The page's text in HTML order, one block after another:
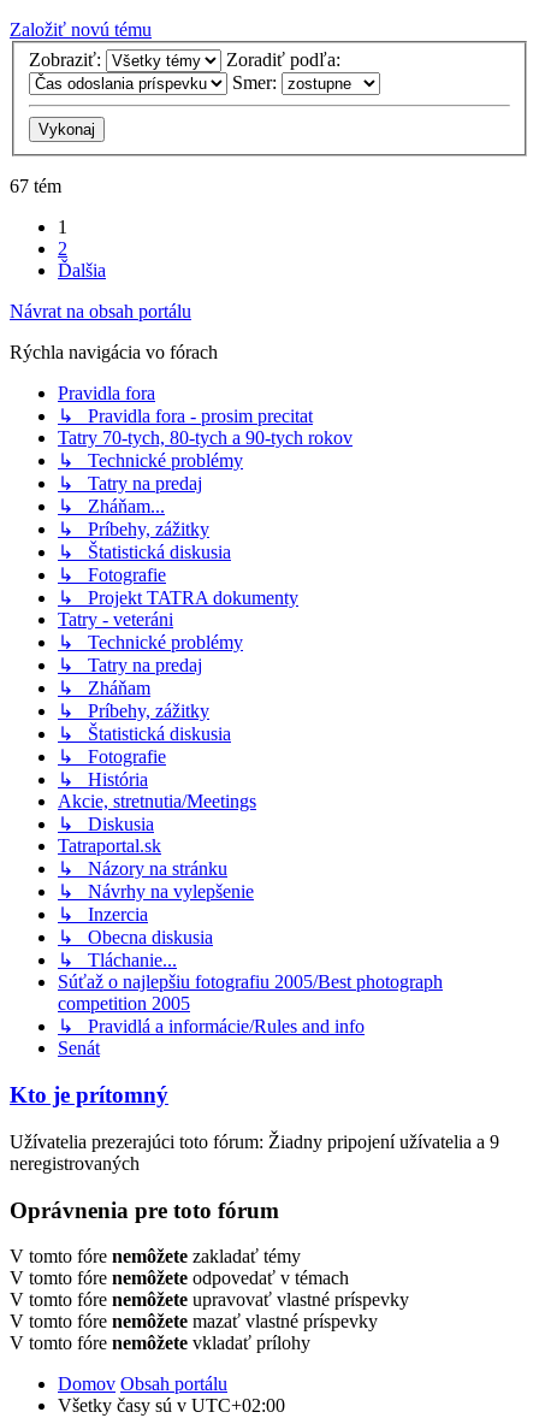
Založiť novú tému
Zobraziť:
Zoradiť podľa:
Smer:
67 tém
1
2
Ďalšia
Návrat na obsah portálu
Rýchla navigácia vo fórach
Pravidla fora
↳ Pravidla fora - prosim precitat
Tatry 70-tych, 80-tych a 90-tych rokov
↳ Technické problémy
↳ Tatry na predaj
↳ Zháňam...
↳ Príbehy, zážitky
↳ Štatistická diskusia
↳ Fotografie
↳ Projekt TATRA dokumenty
Tatry - veteráni
↳ Technické problémy
↳ Tatry na predaj
↳ Zháňam
↳ Príbehy, zážitky
↳ Štatistická diskusia
↳ Fotografie
↳ História
Akcie, stretnutia/Meetings
↳ Diskusia
Tatraportal.sk
↳ Názory na stránku
↳ Návrhy na vylepšenie
↳ Inzercia
↳ Obecna diskusia
↳ Tláchanie...
Súťaž o najlepšiu fotografiu 2005/Best photograph
competition 2005
↳ Pravidlá a informácie/Rules and info
Senát
Kto je prítomný
Užívatelia prezerajúci toto fórum: Žiadny pripojení užívatelia a 9
neregistrovaných
Oprávnenia pre toto fórum
V tomto fóre nemôžete zakladať témy
V tomto fóre nemôžete odpovedať v témach
V tomto fóre nemôžete upravovať vlastné príspevky
V tomto fóre nemôžete mazať vlastné príspevky
V tomto fóre nemôžete vkladať prílohy
Domov Obsah portálu
Všetky časy sú v UTC+02:00